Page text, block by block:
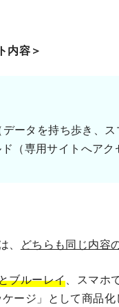
内容＞
ータを持ち歩き、
（専用サイトへア
どちらも同じ内容
ブルーレイ、スマホ
ージ」として商品化